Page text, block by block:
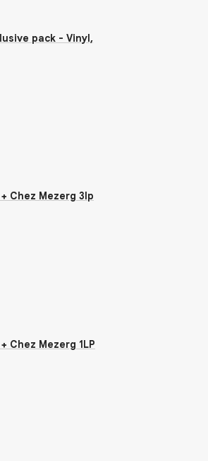
pack - Vinyl,
Chez Mezerg 3lp
Chez Mezerg 1LP